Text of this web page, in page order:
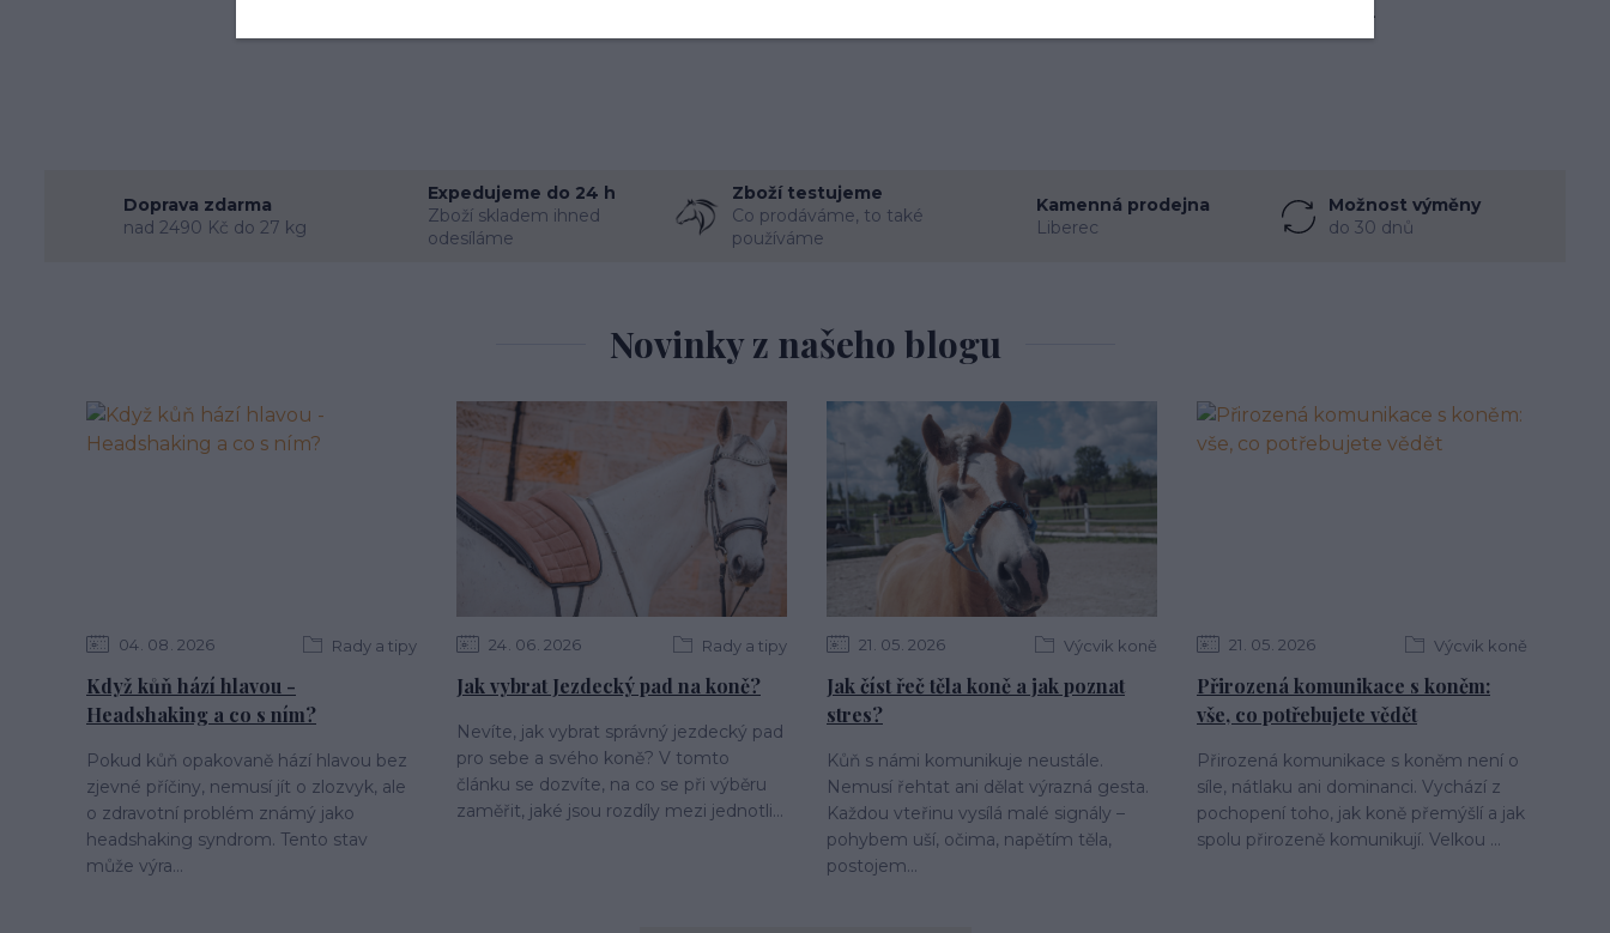
Do ostatních zemí neposíláme na dobírku, platba pouze předem na účet (možné v eurech).
Doprava zdarma
nad 2490 Kč do 27 kg
Expedujeme do 24 h
Zboží skladem ihned
odesíláme
Zboží testujeme
Co prodáváme, to také
používáme
Kamenná prodejna
Liberec
Možnost výměny
do 30 dnů
Novinky z našeho blogu
04 08 2026 Rady a tipy
Když kůň hází hlavou -
Headshaking a co s ním?
Pokud kůň opakovaně hází hlavou bez
zjevné příčiny, nemusí jít o zlozvyk, ale
o zdravotní problém známý jako
headshaking syndrom. Tento stav
může výra...
24 06 2026 Rady a tipy
Jak vybrat Jezdecký pad na koně?
Nevíte, jak vybrat správný jezdecký pad
pro sebe a svého koně? V tomto
článku se dozvíte, na co se při výběru
zaměřit, jaké jsou rozdíly mezi jednotli...
21 05 2026 Výcvik koně
Jak číst řeč těla koně a jak poznat
stres?
Kůň s námi komunikuje neustále.
Nemusí řehtat ani dělat výrazná gesta.
Každou vteřinu vysílá malé signály –
pohybem uší, očima, napětím těla,
postojem...
21 05 2026 Výcvik koně
Přirozená komunikace s koněm:
vše, co potřebujete vědět
Přirozená komunikace s koněm není o
síle, nátlaku ani dominanci. Vychází z
pochopení toho, jak koně přemýšlí a jak
spolu přirozeně komunikují. Velkou ...